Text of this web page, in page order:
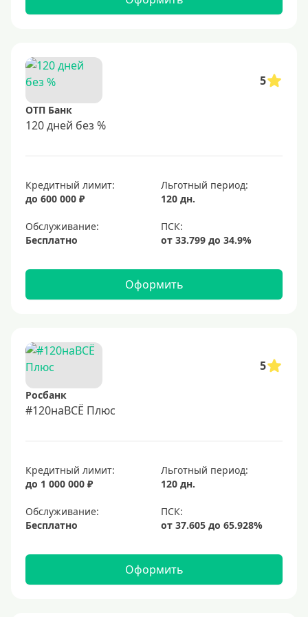
5
ОТП Банк
120 дней без %
Кредитный лимит:
до 600 000 ₽
Льготный период:
120 дн.
Обслуживание:
Бесплатно
Оформить
5
Росбанк
#120наВСЁ Плюс
Кредитный лимит:
до 1 000 000 ₽
Льготный период:
120 дн.
Обслуживание:
Бесплатно
Оформить